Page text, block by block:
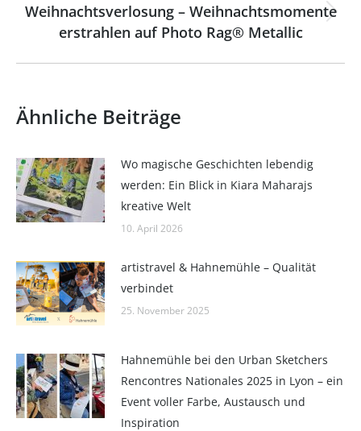
Nächster
Beitrag:
Weihnachtsverlosung – Weihnachtsmomente
erstrahlen auf Photo Rag® Metallic
Ähnliche Beiträge
Wo magische Geschichten lebendig
werden: Ein Blick in Kiara Maharajs
kreative Welt
10. April 2026
artistravel & Hahnemühle – Qualität
verbindet
25. November 2025
Hahnemühle bei den Urban Sketchers
Rencontres Nationales 2025 in Lyon – ein
Event voller Farbe, Austausch und
Inspiration